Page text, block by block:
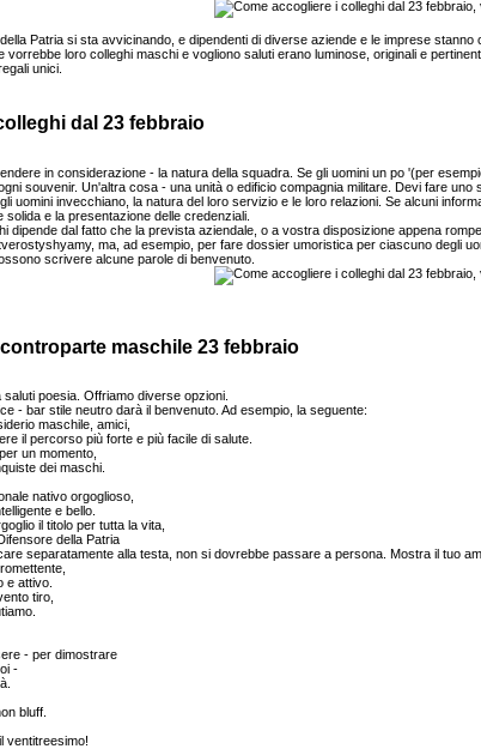
Patria si sta avvicinando, e dipendenti di diverse aziende e le imprese
vorrebbe loro colleghi maschi e vogliono saluti erano luminose, originali e
unici.
dal 23 febbraio
in considerazione - la natura della squadra. Se gli uomini un po '(per
souvenir. Un'altra cosa - una unità o edificio compagnia militare. Devi fare uno
uomini invecchiano, la natura del loro servizio e le loro relazioni. Se alcuni
solida e la presentazione delle credenziali.
dipende dal fatto che la prevista aziendale, o a vostra disposizione appena
ma, ad esempio, per fare dossier umoristica per ciascuno degli
scrivere alcune parole di benvenuto.
maschile 23 febbraio
poesia. Offriamo diverse opzioni.
- bar stile neutro darà il benvenuto. Ad esempio, la seguente:
maschile, amici,
il percorso più forte e più facile di salute.
un momento,
dei maschi.
nativo orgoglioso,
e bello.
il titolo per tutta la vita,
della Patria
separatamente alla testa, non si dovrebbe passare a persona. Mostra il tuo
e attivo.
tiro,
- per dimostrare
-
bluff.
ventitreesimo!